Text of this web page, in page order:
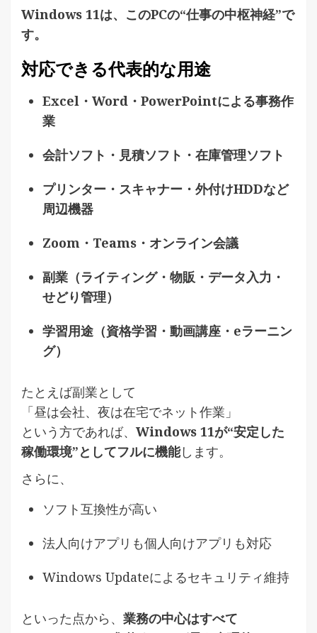
Windows 11は、このPCの“仕事の中枢神経”で
す。
対応できる代表的な用途
Excel・Word・PowerPointによる事務作
業
会計ソフト・見積ソフト・在庫管理ソフト
プリンター・スキャナー・外付けHDDなど
周辺機器
Zoom・Teams・オンライン会議
副業（ライティング・物販・データ入力・
せどり管理）
学習用途（資格学習・動画講座・eラーニン
グ）
たとえば副業として
「昼は会社、夜は在宅でネット作業」
という方であれば、 Windows 11が“安定した
稼働環境”としてフルに機能します。
さらに、
ソフト互換性が高い
法人向けアプリも個人向けアプリも対応
Windows Updateによるセキュリティ維持
といった点から、 業務の中心はすべて